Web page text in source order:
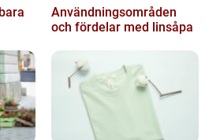
Användningsområden
och fördelar med linsåpa